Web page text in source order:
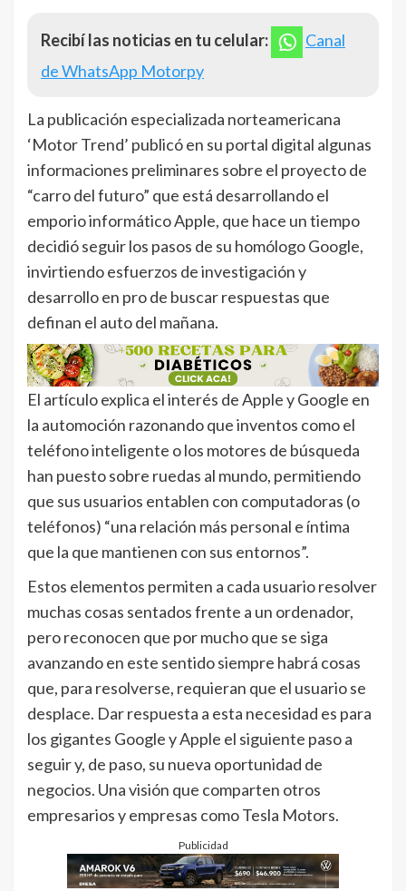
Recibí las noticias en tu celular:
Canal
de WhatsApp Motorpy
La publicación especializada norteamericana
‘Motor Trend’ publicó en su portal digital algunas
informaciones preliminares sobre el proyecto de
“carro del futuro” que está desarrollando el
emporio informático Apple, que hace un tiempo
decidió seguir los pasos de su homólogo Google,
invirtiendo esfuerzos de investigación y
desarrollo en pro de buscar respuestas que
definan el auto del mañana.
El artículo explica el interés de Apple y Google en
la automoción razonando que inventos como el
teléfono inteligente o los motores de búsqueda
han puesto sobre ruedas al mundo, permitiendo
que sus usuarios entablen con computadoras (o
teléfonos) “una relación más personal e íntima
que la que mantienen con sus entornos”.
Estos elementos permiten a cada usuario resolver
muchas cosas sentados frente a un ordenador,
pero reconocen que por mucho que se siga
avanzando en este sentido siempre habrá cosas
que, para resolverse, requieran que el usuario se
desplace. Dar respuesta a esta necesidad es para
los gigantes Google y Apple el siguiente paso a
seguir y, de paso, su nueva oportunidad de
negocios. Una visión que comparten otros
empresarios y empresas como Tesla Motors.
Publicidad